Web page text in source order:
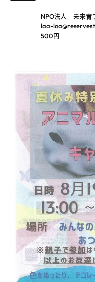
NPO法人 未来育
laa-
500円